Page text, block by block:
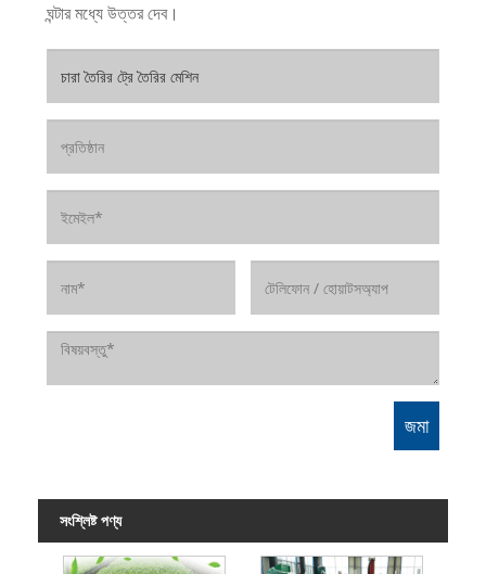
ঘন্টার মধ্যে উত্তর দেব।
সংশ্লিষ্ট পণ্য